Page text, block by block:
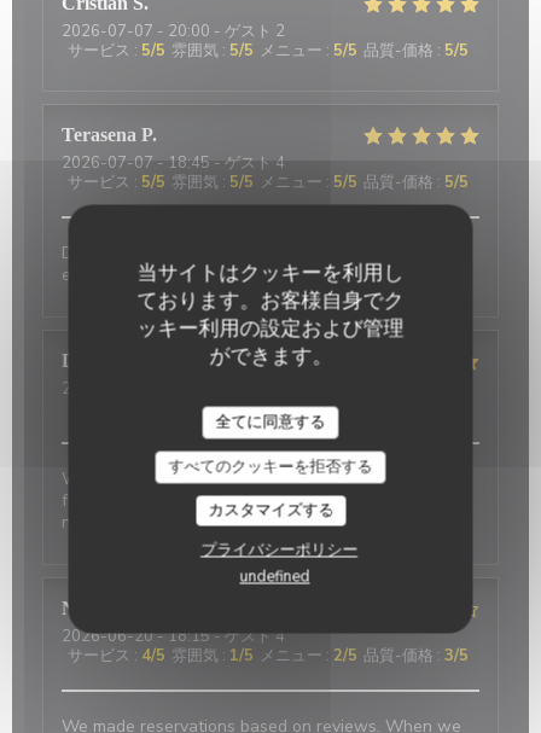
当サイトはクッキーを利用し
ております。お客様自身でク
ッキー利用の設定および管理
ができます。
全てに同意する
すべてのクッキーを拒否する
カスタマイズする
プライバシーポリシー
undefined
2026-07-07 - 20:00 - ゲスト 2
サービス : 5/5 雰囲気 : 5/5 メニュー : 5/5 品質-価格 : 5/5
Terasena P
2026-07-07 - 18:45 - ゲスト 4
サービス : 5/5 雰囲気 : 5/5 メニュー : 5/5 品質-価格 : 5/5
Delicious food and an authentic feel. Would love to
eat here again on my next trip to Paris!
David
2026-07-01
雰囲気:5/5 メニュー:4
Wonderful place to visit. Excellant Service. Enjoyable
food. We last visited many years ago, the place has
not changed.
Nicci
2026-06-20- 18:15 - ゲスト 4
サービス : 4/5 雰囲気 : 1/5 メニュー : 2/5 品質-価格 : 3/5
We made reservations based on reviews. When we